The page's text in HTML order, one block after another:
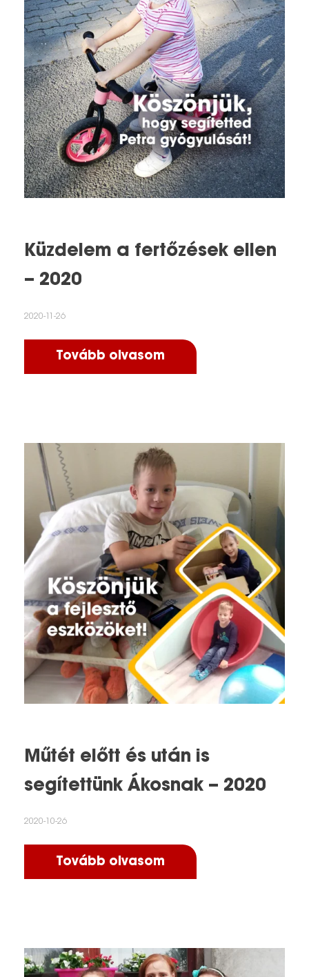
Küzdelem a fertőzések ellen
– 2020
2020-11-26
Tovább olvasom
Műtét előtt és után is
segítettünk Ákosnak – 2020
2020-10-26
Tovább olvasom